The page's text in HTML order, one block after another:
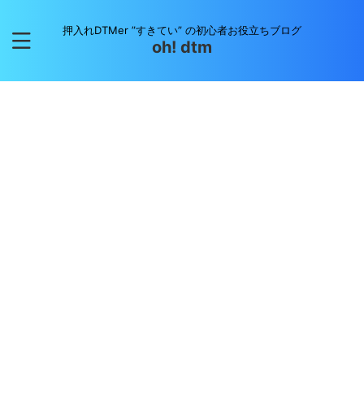
押入れDTMer ”すきてい” の初心者お役立ちブログ
oh! dtm